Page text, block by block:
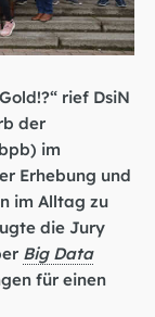
rief DsiN
der
im
Erhebung und
im Alltag zu
die Jury
Big Data
für einen